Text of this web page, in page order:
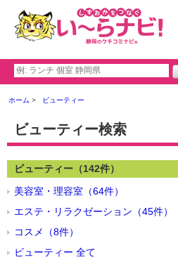
ホーム ビューティー
ビューティー検索
ビューティー（142件）
美容室・理容室（64件）
エステ・リラクゼーション（45件）
コスメ（8件）
ビューティー 全て